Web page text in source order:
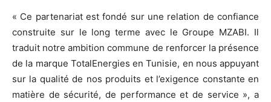
« Ce partenariat est fondé sur une relation de confiance
construite sur le long terme avec le Groupe MZABI. Il
traduit notre ambition commune de renforcer la présence
de la marque TotalEnergies en Tunisie, en nous appuyant
sur la qualité de nos produits et l’exigence constante en
matière de sécurité, de performance et de service », a